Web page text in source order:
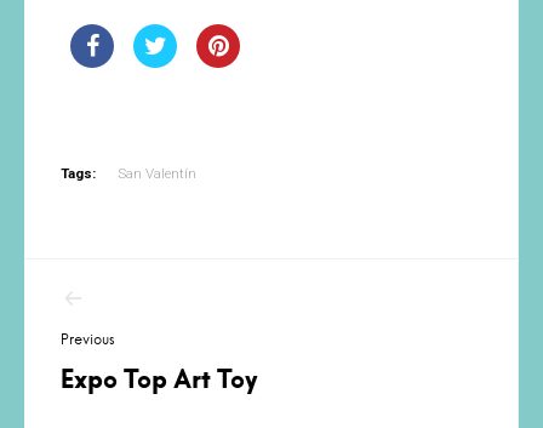
Tags: San Valentín
de
entradas
Previous
Expo Top Art Toy